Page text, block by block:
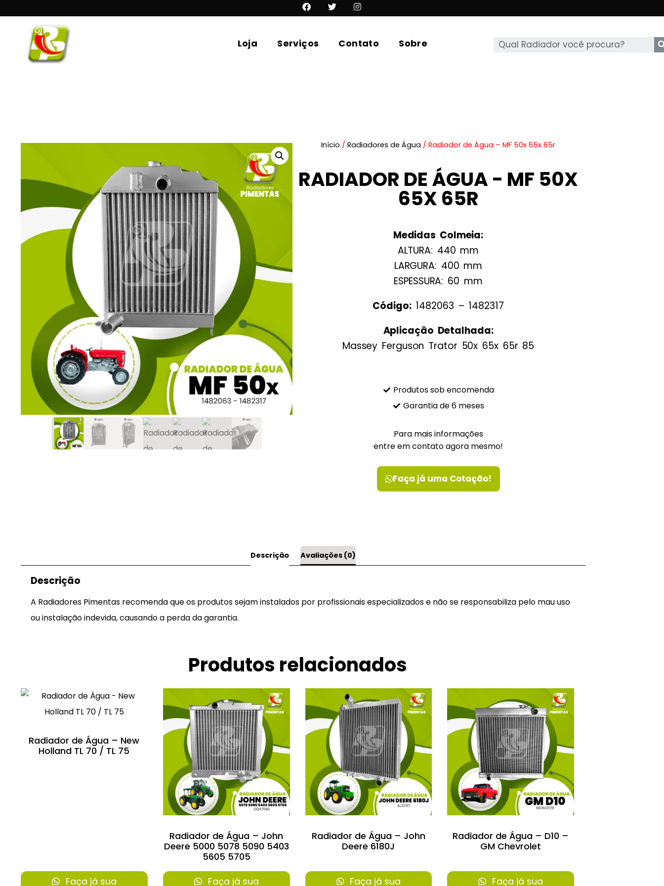
Loja Serviços Contato Sobre
Início / Radiadores de Água / Radiador de Água – MF 50x 65x 65r
RADIADOR DE ÁGUA - MF 50X
65X 65R
Medidas Colmeia:
ALTURA: 440 mm
LARGURA: 400 mm
ESPESSURA: 60 mm
Código:1482063 – 1482317
Aplicação Detalhada:
Massey Ferguson Trator 50x 65x 65r 85
Produtos sob encomenda
Garantia de 6 meses
Para mais informações
entre em contato agora mesmo!
Faça já uma Cotação!
Descrição Avaliações (0)
Descrição
A Radiadores Pimentas recomenda que os produtos sejam instalados por profissionais especializados e não se responsabiliza pelo mau uso
ou instalação indevida, causando a perda da garantia.
Produtos relacionados
Radiador de Água – New
Holland TL 70 / TL 75
Faça já sua
Radiador de Água – John
Deere 5000 5078 5090 5403
5605 5705
Faça já sua
Radiador de Água – John
Deere 6180J
Faça já sua
Radiador de Água – D10 –
GM Chevrolet
Faça já sua